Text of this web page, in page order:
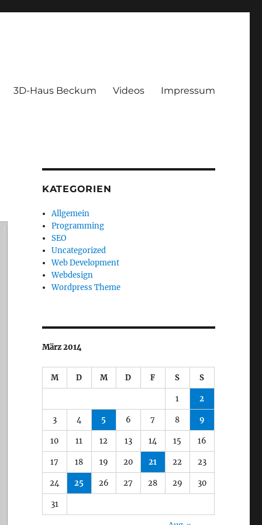
3D-Haus Beckum Videos Impressum
KATEGORIEN
Allgemein
Programming
SEO
Uncategorized
Web Development
Webdesign
Wordpress Theme
März 2014
M D M D F S S
1 2
3 4 5 6 7 8 9
10 11 12 13 14 15 16
17 18 19 20 21 22 23
24 25 26 27 28 29 30
31